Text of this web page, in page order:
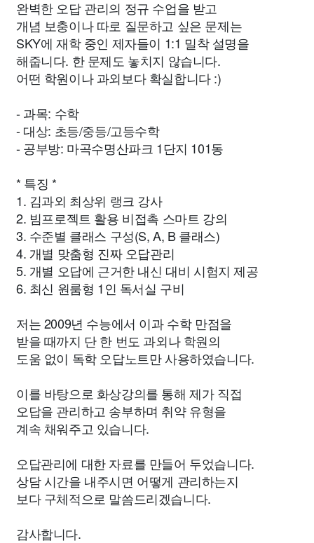
완벽한 오답 관리의 정규 수업을 받고
개념 보충이나 따로 질문하고 싶은 문제는
SKY에 재학 중인 제자들이 1:1 밀착 설명을
해줍니다. 한 문제도 놓치지 않습니다.
어떤 학원이나 과외보다 확실합니다 :)
- 과목: 수학
- 대상: 초등/중등/고등수학
- 공부방: 마곡수명산파크 1단지 101동
* 특징 *
1. 김과외 최상위 랭크 강사
2. 빔프로젝트 활용 비접촉 스마트 강의
3. 수준별 클래스 구성(S, A, B 클래스)
4. 개별 맞춤형 진짜 오답관리
5. 개별 오답에 근거한 내신 대비 시험지 제공
6. 최신 원룸형 1인 독서실 구비
저는 2009년 수능에서 이과 수학 만점을
받을 때까지 단 한 번도 과외나 학원의
도움 없이 독학 오답노트만 사용하였습니다.
이를 바탕으로 화상강의를 통해 제가 직접
오답을 관리하고 송부하며 취약 유형을
계속 채워주고 있습니다.
오답관리에 대한 자료를 만들어 두었습니다.
상담 시간을 내주시면 어떻게 관리하는지
보다 구체적으로 말씀드리겠습니다.
감사합니다.